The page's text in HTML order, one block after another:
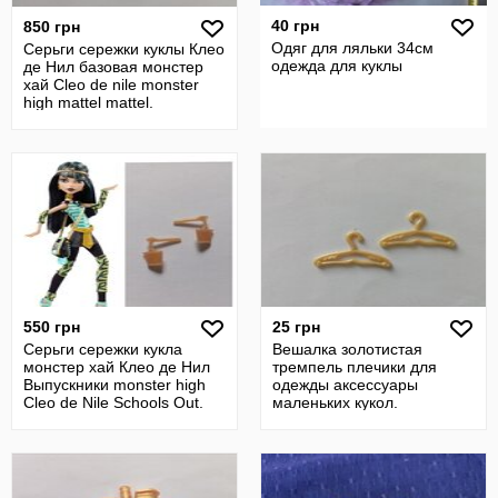
850 грн
Серьги сережки куклы Клео
де Нил базовая монстер
хай Cleo de nile monster
high mattel mattel.
40 грн
Одяг для ляльки 34см
одежда для куклы
550 грн
Серьги сережки кукла
монстер хай Клео де Нил
Выпускники monster high
Cleo de Nile Schools Out.
25 грн
Вешалка золотистая
тремпель плечики для
одежды аксессуары
маленьких кукол.